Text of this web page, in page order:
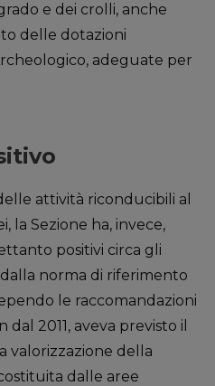
e dei crolli, anche
delle dotazioni
adeguate per
attività riconducibili al
la Sezione ha, invece,
positivi circa gli
norma di riferimento
le raccomandazioni
2011, aveva previsto il
valorizzazione della
dalle aree